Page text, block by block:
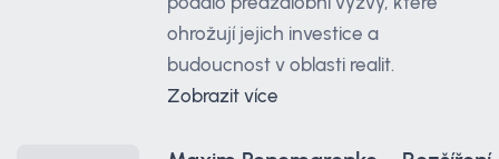
ohrožují jejich investice a
budoucnost v oblasti realit.
Zobrazit více